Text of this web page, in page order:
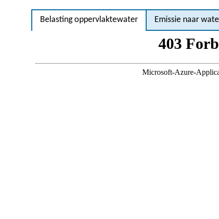
Belasting oppervlaktewater Emissie naar